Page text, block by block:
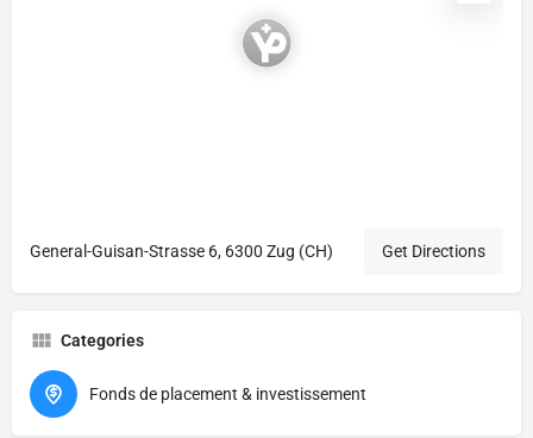
General-Guisan-Strasse 6, 6300 Zug (CH) Get Directions
Categories
Fonds de placement & investissement